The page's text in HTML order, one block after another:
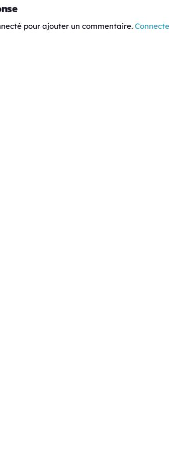
pour ajouter un commentaire.